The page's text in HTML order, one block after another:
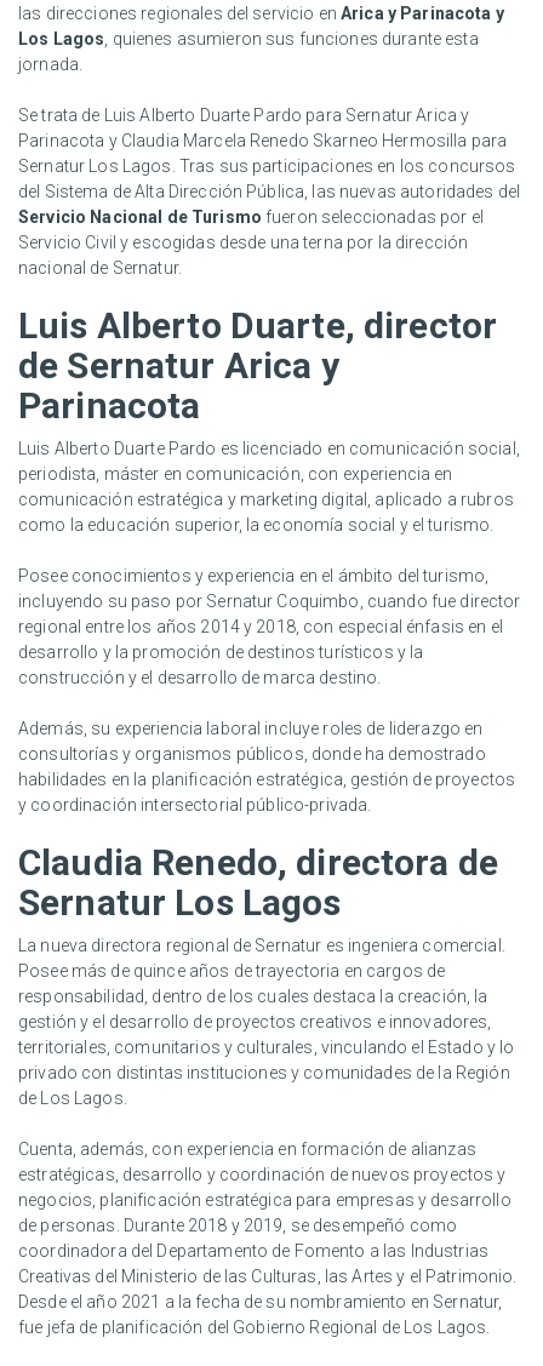
las direcciones regionales del servicio en Arica y Parinacota y
Los Lagos , quienes asumieron sus funciones durante esta
jornada.
Se trata de Luis Alberto Duarte Pardo para Sernatur Arica y
Parinacota y Claudia Marcela Renedo Skarneo Hermosilla para
Sernatur Los Lagos. Tras sus participaciones en los concursos
del Sistema de Alta Dirección Pública, las nuevas autoridades del
Servicio Nacional de Turismo fueron seleccionadas por el
Servicio Civil y escogidas desde una terna por la dirección
nacional de Sernatur.
Luis Alberto Duarte, director
de Sernatur Arica y
Parinacota
Luis Alberto Duarte Pardo es licenciado en comunicación social,
periodista, máster en comunicación, con experiencia en
comunicación estratégica y marketing digital, aplicado a rubros
como la educación superior, la economía social y el turismo.
Posee conocimientos y experiencia en el ámbito del turismo,
incluyendo su paso por Sernatur Coquimbo, cuando fue director
regional entre los años 2014 y 2018, con especial énfasis en el
desarrollo y la promoción de destinos turísticos y la
construcción y el desarrollo de marca destino.
Además, su experiencia laboral incluye roles de liderazgo en
consultorías y organismos públicos, donde ha demostrado
habilidades en la planificación estratégica, gestión de proyectos
y coordinación intersectorial público-privada.
Claudia Renedo, directora de
Sernatur Los Lagos
La nueva directora regional de Sernatur es ingeniera comercial.
Posee más de quince años de trayectoria en cargos de
responsabilidad, dentro de los cuales destaca la creación, la
gestión y el desarrollo de proyectos creativos e innovadores,
territoriales, comunitarios y culturales, vinculando el Estado y lo
privado con distintas instituciones y comunidades de la Región
de Los Lagos.
Cuenta, además, con experiencia en formación de alianzas
estratégicas, desarrollo y coordinación de nuevos proyectos y
negocios, planificación estratégica para empresas y desarrollo
de personas. Durante 2018 y 2019, se desempeñó como
coordinadora del Departamento de Fomento a las Industrias
Creativas del Ministerio de las Culturas, las Artes y el Patrimonio.
Desde el año 2021 a la fecha de su nombramiento en Sernatur,
fue jefa de planificación del Gobierno Regional de Los Lagos.